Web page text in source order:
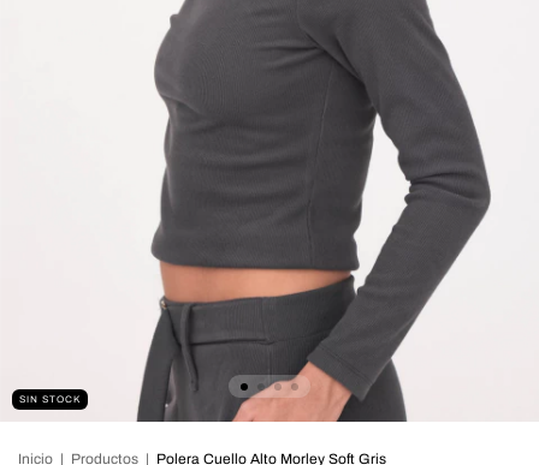
SIN STOCK
Inicio | Productos | Polera Cuello Alto Morley Soft Gris